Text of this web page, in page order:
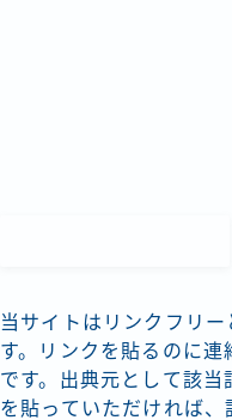
当サイトはリンクフリー
す。リンクを貼るのに連
です。出典元として該当
を貼っていただければ、